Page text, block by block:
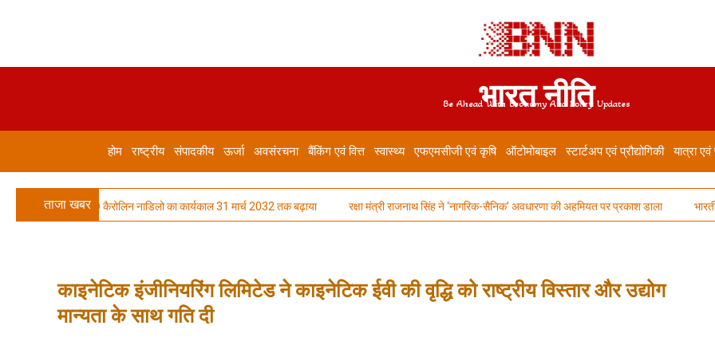
भारत नीति
Be Ahead With Economy And Policy Updates
होम राष्ट्रीय संपादकीय ऊर्जा अवसंरचना बैंकिंग एवं वित्त स्वास्थ्य एफएमसीजी एवं कृषि ऑटोमोबाइल स्टार्टअप एवं प्रौद्योगिकी यात्रा एवं
ताजा खबर
ने CFO कैरोलिन नाडिलो का कार्यकाल 31 मार्च 2032 तक बढ़ाया रक्षा मंत्री राजनाथ सिंह ने ‘नागरिक-सैनिक’ अवधारणा की अहमियत पर प्रकाश डाला भारतीय
काइनेटिक इंजीनियरिंग लिमिटेड ने काइनेटिक ईवी की वृद्धि को राष्ट्रीय विस्तार और उद्योग
मान्यता के साथ गति दी